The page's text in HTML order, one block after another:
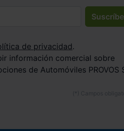
de privacidad.
información comercial sobre
de Automóviles PROVOS